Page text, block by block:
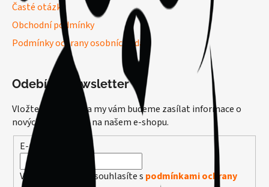
Časté otázky
Obchodní podmínky
Podmínky ochrany osobních údajů
Odebírat newsletter
Vložte svůj e-mail a my vám budeme zasílat informace o
nových produktech na našem e-shopu.
E-mail
Vložením e-mailu souhlasíte s podmínkami ochrany